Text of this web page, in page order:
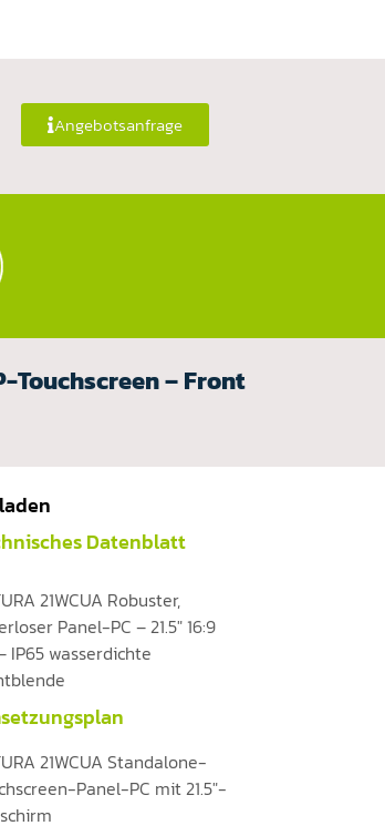
Angebotsanfrage
Touchscreen – Front
Datenblatt
21WCUA Robuster,
Panel-PC – 21.5" 16:9
IP65 wasserdichte
21WCUA Standalone-
Panel-PC mit 21.5"-